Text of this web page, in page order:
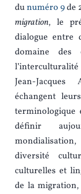
dunuméro 9de
migration, le
dialogue entre
domaine
Jean-
échangent
terminologique
définir
diversité
culturelles et
de la